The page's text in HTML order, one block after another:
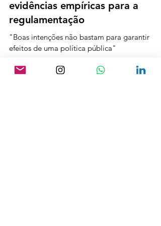
motocicleta, mobilidade urbana e
evidências empíricas para a
regulamentação
"Boas intenções não bastam para garantir
efeitos de uma política pública"